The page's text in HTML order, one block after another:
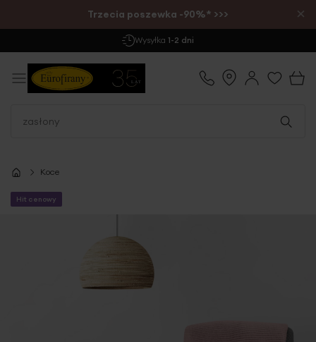
Trzecia poszewka -90%* >>> ×
Darmowa Dostawajuż od 299 zł
Koce
Hit cenowy